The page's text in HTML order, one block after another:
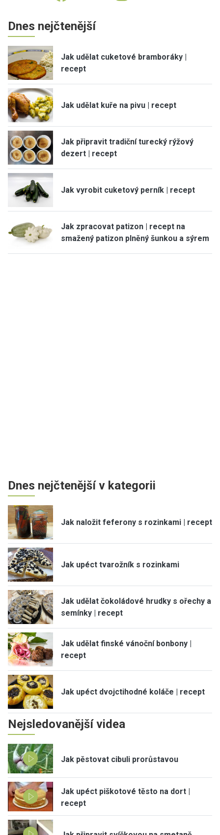
Dnes nejčtenější
Jak udělat cuketové bramboráky |
recept
Jak udělat kuře na pivu | recept
Jak připravit tradiční turecký rýžový
dezert | recept
Jak vyrobit cuketový perník | recept
Jak zpracovat patizon | recept na
smažený patizon plněný šunkou a sýrem
Dnes nejčtenější v kategorii
Jak naložit feferony s rozinkami | recept
Jak upéct tvarožník s rozinkami
Jak udělat čokoládové hrudky s ořechy a
semínky | recept
Jak udělat finské vánoční bonbony |
recept
Jak upéct dvojctihodné koláče | recept
Nejsledovanější videa
Jak pěstovat cibuli prorůstavou
Jak upéct piškotové těsto na dort |
recept